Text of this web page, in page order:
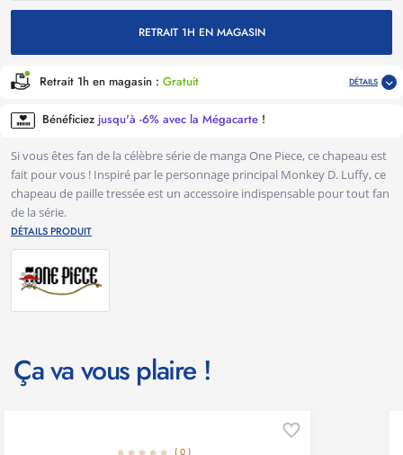
RETRAIT 1H EN MAGASIN
Retrait 1h en magasin : Gratuit DÉTAILS
Bénéficiez jusqu'à -6% avec la Mégacarte !
Si vous êtes fan de la célèbre série de manga One Piece, ce chapeau est
fait pour vous ! Inspiré par le personnage principal Monkey D. Luffy, ce
chapeau de paille tressée est un accessoire indispensable pour tout fan
de la série.
DÉTAILS PRODUIT
Ça va vous plaire !
( 0 )